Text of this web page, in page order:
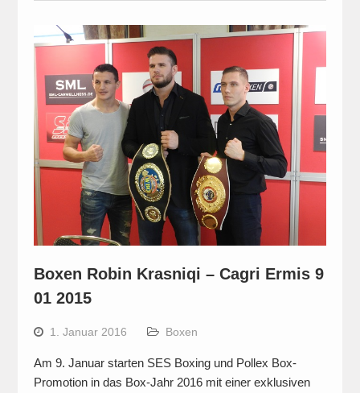
Boxen Robin Krasniqi – Cagri Ermis 9
01 2015
1. Januar 2016 Boxen
Am 9. Januar starten SES Boxing und Pollex Box-
Promotion in das Box-Jahr 2016 mit einer exklusiven